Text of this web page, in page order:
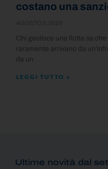
costano una
Chi gestisce una flotta sa
raramente arrivano da
da un
LEGGI TUTTO »
Ultime novità dal